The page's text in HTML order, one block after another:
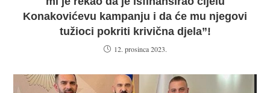
Konakovićevu kampanju i da će mu njegovi
tužioci pokriti krivična djela”!
12. prosinca 2023.